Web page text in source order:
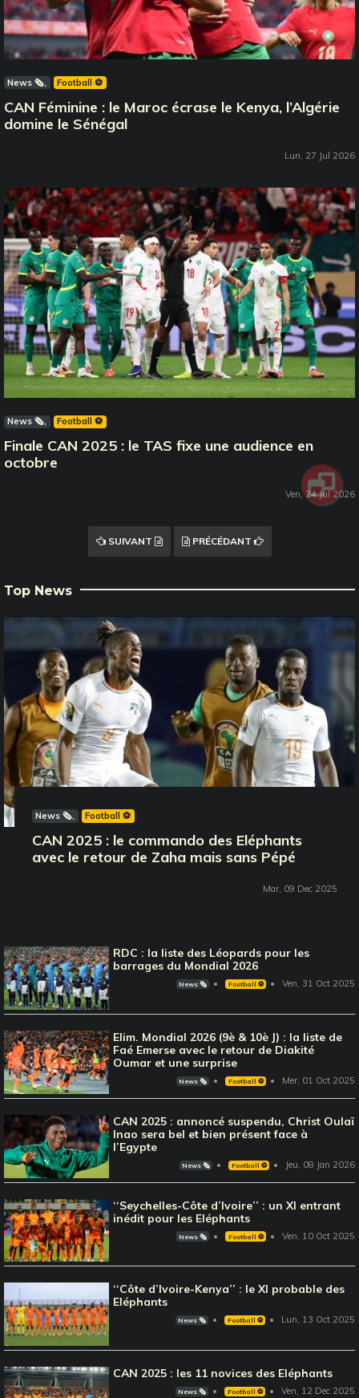
News 🗞️ Football ⚽️
CAN Féminine : le Maroc écrase le Kenya, l’Algérie
domine le Sénégal
Lun, 27 Jul 2026
News 🗞️ Football ⚽️
Finale CAN 2025 : le TAS fixe une audience en
octobre
Ven, 24 Jul 2026
SUIVANT PRÉCÉDANT
Top News
News 🗞️ Football ⚽️
CAN 2025 : le commando des Eléphants
avec le retour de Zaha mais sans Pépé
Mar, 09 Dec 2025
RDC : la liste des Léopards pour les
barrages du Mondial 2026
News 🗞️ Football ⚽️ Ven, 31 Oct 2025
Elim. Mondial 2026 (9è & 10è J) : la liste de
Faé Emerse avec le retour de Diakité
Oumar et une surprise
News 🗞️ Football ⚽️ Mer, 01 Oct 2025
CAN 2025 : annoncé suspendu, Christ Oulaï
Inao sera bel et bien présent face à
l’Egypte
News 🗞️ Football ⚽️ Jeu, 08 Jan 2026
‘‘Seychelles-Côte d’Ivoire’’ : un XI entrant
inédit pour les Eléphants
News 🗞️ Football ⚽️ Ven, 10 Oct 2025
‘‘Côte d’Ivoire-Kenya’’ : le XI probable des
Eléphants
News 🗞️ Football ⚽️ Lun, 13 Oct 2025
CAN 2025 : les 11 novices des Eléphants
News 🗞️ Football ⚽️ Ven, 12 Dec 2025